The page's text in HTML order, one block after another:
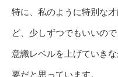
特に、私のように特別な
ど、少しずつでもいいので
意識レベルを上げていき
要だと思っています。